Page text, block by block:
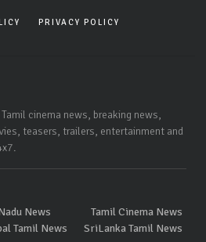
PRIVACY POLICY
cinema news, breaking news,
teasers, trailers, entertainment and
News
Tamil Cinema News
Tamil News SriLanka Tamil News